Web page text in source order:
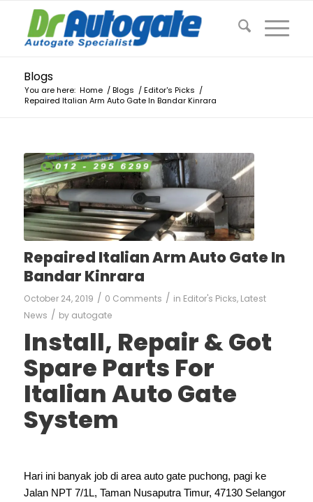
Blogs
You are here: Home / Blogs / Editor's Picks /
Repaired Italian Arm Auto Gate In Bandar Kinrara
Repaired Italian Arm Auto Gate In
Bandar Kinrara
October 24, 2019 / 0 Comments / in Editor's Picks, Latest
News / by autogate
Install, Repair & Got
Spare Parts For
Italian Auto Gate
System
Hari ini banyak job di area auto gate puchong, pagi ke
Jalan NPT 7/1L, Taman Nusaputra Timur, 47130 Selangor